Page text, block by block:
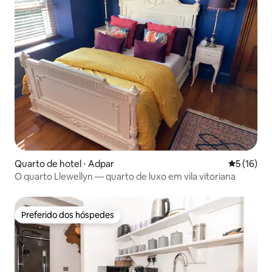
Quarto de hotel ⋅ Adpar 5 de uma
5 (16)
O quarto Llewellyn — quarto de luxo em vila vitoriana
Preferido dos hóspedes
Preferido dos hóspedes